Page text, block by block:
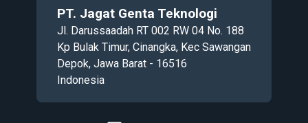
PT. Jagat Genta Teknologi
Jl. Darussaadah RT 002 RW 04 No. 188
Kp Bulak Timur, Cinangka, Kec Sawangan
Depok, Jawa Barat - 16516
Indonesia